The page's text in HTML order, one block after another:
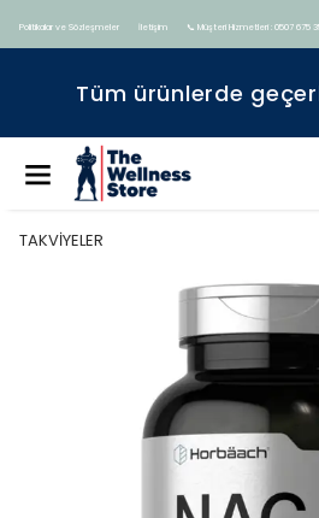
Politikalar ve Sözleşmeler İletişim 📞 Müşteri Hizmetleri : 0507 675
Tüm ürünlerde
TAKVİYELER